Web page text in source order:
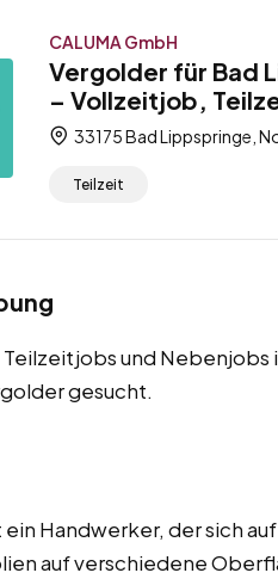
CALUMA GmbH
Vergolder für Bad
– Vollzeitjob,
33175 Bad Lippspringe,
Teilzeit
und
gesucht.
ein Handwerker, der sich
auf verschiedene